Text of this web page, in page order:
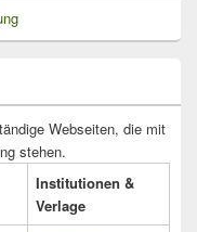
Webseiten, die mit
stehen.
Institutionen &
Verlage